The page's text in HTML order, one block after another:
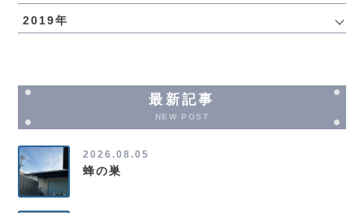
2019年
最新記事
NEW POST
2026.08.05
蜂の巣